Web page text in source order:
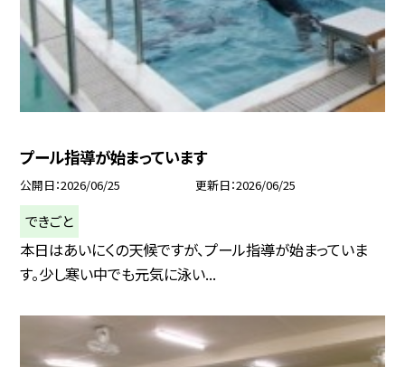
プール指導が始まっています
公開日 2026/06/25 更新日 2026/06/25
できごと
本日はあいにくの天候ですが、プール指導が始まっていま
す。少し寒い中でも元気に泳い...